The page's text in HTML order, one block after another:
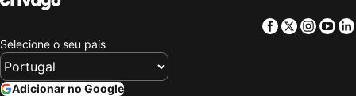
Facebook
Twitter
Selecione o seu país
Adicionar no Google